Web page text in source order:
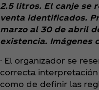
2.5 litros. El canje se
venta identificados.
marzo al 30 de abril
existencia. Imágenes
· El organizador se
correcta
como de definir las